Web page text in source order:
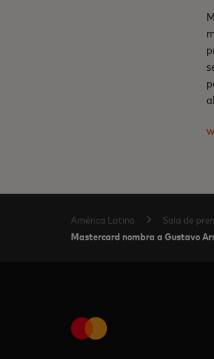
América Latina Sala de
Mastercard nombra a Gustavo